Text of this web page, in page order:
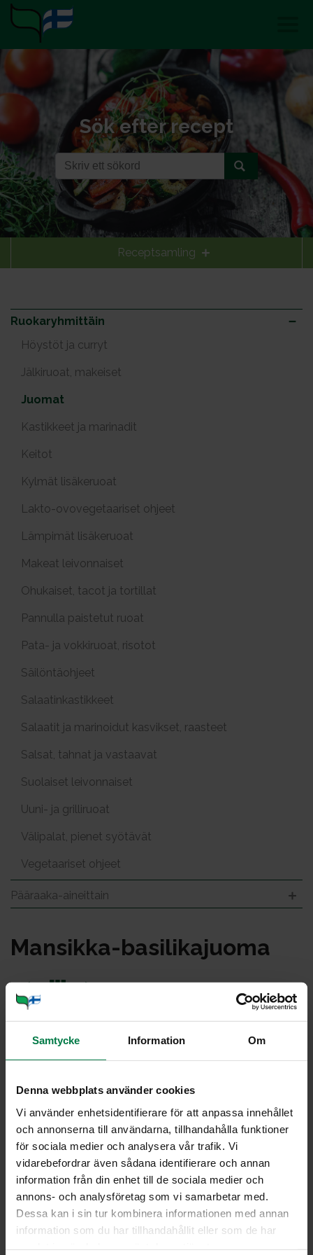
Samtycke Information Om
Denna webbplats använder cookies
Vi använder enhetsidentifierare för att anpassa innehållet
och annonserna till användarna, tillhandahålla funktioner
för sociala medier och analysera vår trafik. Vi
vidarebefordrar även sådana identifierare och annan
information från din enhet till de sociala medier och
annons- och analysföretag som vi samarbetar med.
Dessa kan i sin tur kombinera informationen med annan
information som du har tillhandahållit eller som de har
Sök efter recept
Receptsamling
Ruokaryhmittäin
Höystöt ja curryt
Jälkiruoat, makeiset
Juomat
Kastikkeet ja marinadit
Keitot
Kylmät lisäkeruoat
Lakto-ovovegetaariset ohjeet
Lämpimät lisäkeruoat
Makeat leivonnaiset
Ohukaiset, tacot ja tortillat
Pannulla paistetut ruoat
Pata- ja vokkiruoat, risotot
Säilöntäohjeet
Salaatinkastikkeet
Salaatit ja marinoidut kasvikset, raasteet
Salsat, tahnat ja vastaavat
Suolaiset leivonnaiset
Uuni- ja grilliruoat
Välipalat, pienet syötävät
Vegetaariset ohjeet
Pääraaka-aineittain
Man­sik­ka-ba­si­li­ka­juo­ma